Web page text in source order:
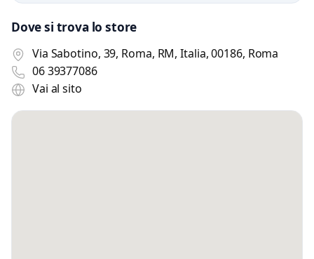
Dove si trova lo store
Via Sabotino, 39, Roma, RM, Italia, 00186, Roma
06 39377086
Vai al sito